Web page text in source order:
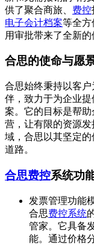
供了聚合商旅、 费控
电子会计档案等全方
用审批带来了全新的
合思的使命与愿
合思始终秉持以客
伴，致力于为企业
案。它的目标是帮
营，让有限的资源
域，合思以其坚定
道路。
合思费控系统功
发票管理功能
合思费控系统
管家。它具备
能。通过价格